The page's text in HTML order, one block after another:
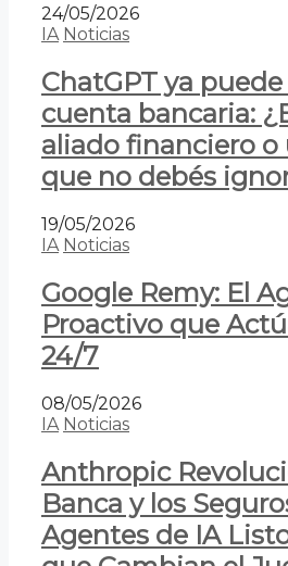
24/05/2026
IA Noticias
ChatGPT ya
cuenta bancaria:
aliado financiero o
que no debés
19/05/2026
IA Noticias
Google Remy: El
Proactivo que
24/7
08/05/2026
IA Noticias
Anthropic
Banca y los
Agentes de IA